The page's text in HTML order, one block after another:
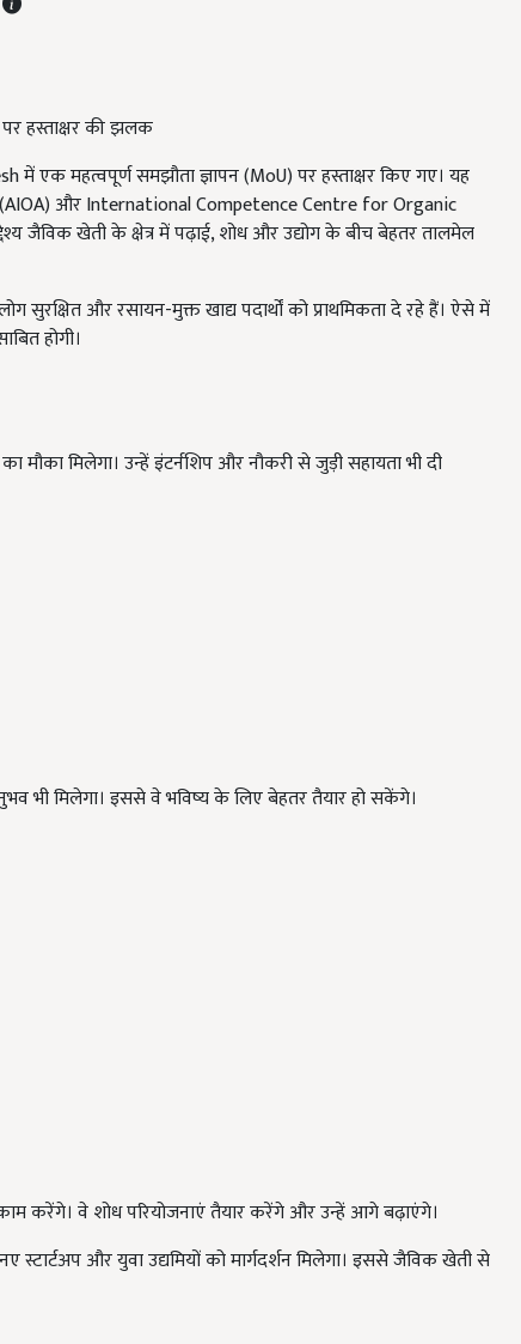
हस्ताक्षर की झलक
एक महत्वपूर्ण समझौता ज्ञापन (MoU) पर हस्ताक्षर किए गए। यह
और International Competence Centre for Organic
जैविक खेती के क्षेत्र में पढ़ाई, शोध और उद्योग के बीच बेहतर तालमेल
और रसायन-मुक्त खाद्य पदार्थों को प्राथमिकता दे रहे हैं। ऐसे में
होगी।
मिलेगा। उन्हें इंटर्नशिप और नौकरी से जुड़ी सहायता भी दी
भी मिलेगा। इससे वे भविष्य के लिए बेहतर तैयार हो सकेंगे।
करेंगे। वे शोध परियोजनाएं तैयार करेंगे और उन्हें आगे बढ़ाएंगे।
स्टार्टअप और युवा उद्यमियों को मार्गदर्शन मिलेगा। इससे जैविक खेती से